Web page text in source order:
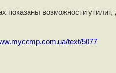
показаны возможности
text/5077